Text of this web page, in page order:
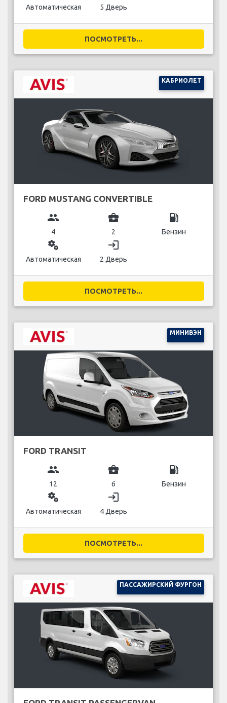
Автоматическая 5 Дверь
ПОСМОТРЕТЬ...
КАБРИОЛЕТ
FORD MUSTANG CONVERTIBLE
group
4
business_center
2
local_gas_station
Бензин
miscellaneous_services
Автоматическая
login
2 Дверь
ПОСМОТРЕТЬ...
МИНИВЭН
FORD TRANSIT
group
12
business_center
6
local_gas_station
Бензин
miscellaneous_services
Автоматическая
login
4 Дверь
ПОСМОТРЕТЬ...
ПАССАЖИРСКИЙ ФУРГОН